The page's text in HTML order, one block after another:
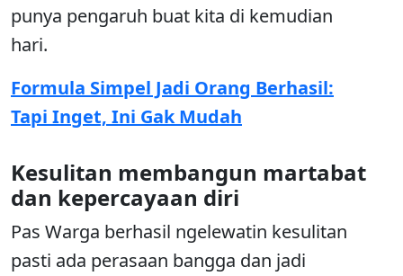
punya pengaruh buat kita di kemudian
hari.
Formula Simpel Jadi Orang Berhasil:
Tapi Inget, Ini Gak Mudah
Kesulitan membangun martabat
dan kepercayaan diri
Pas Warga berhasil ngelewatin kesulitan
pasti ada perasaan bangga dan jadi